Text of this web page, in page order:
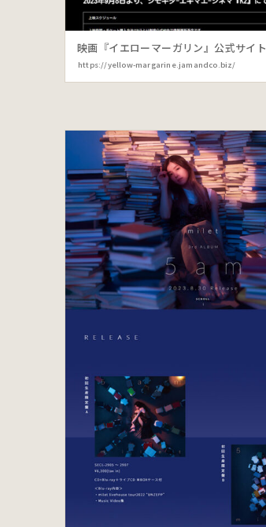
映画『イエローマーガリン』公式サイト
https://yellow-margarine.jamandco.biz/